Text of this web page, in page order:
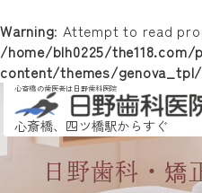
Warning: Attempt to read
/home/blh0225/
content/themes/
心斎橋の歯医者は日野歯科医院
心斎橋、四ツ橋駅からすぐ
日野歯科・矯